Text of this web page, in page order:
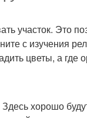
участок. Это
с изучения
цветы, а где
хорошо